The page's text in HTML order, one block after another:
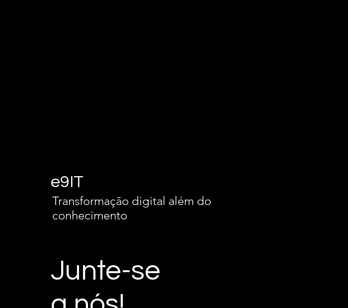
e9IT
Transformação digital além do
conhecimento
Junte-se